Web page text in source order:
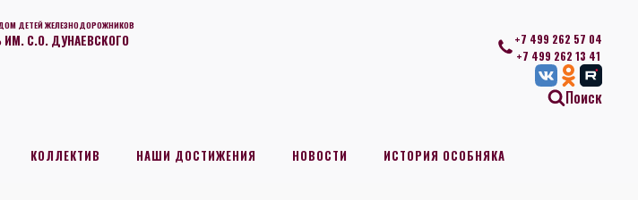
ДЕТЕЙ ЖЕЛЕЗНОДОРОЖНИКОВ
С.О. ДУНАЕВСКОГО
+7 499 262 57 04
+7 499 262 13 41
Поиск
КОЛЛЕКТИВ НАШИ ДОСТИЖЕНИЯ НОВОСТИ ИСТОРИЯ ОСОБНЯКА